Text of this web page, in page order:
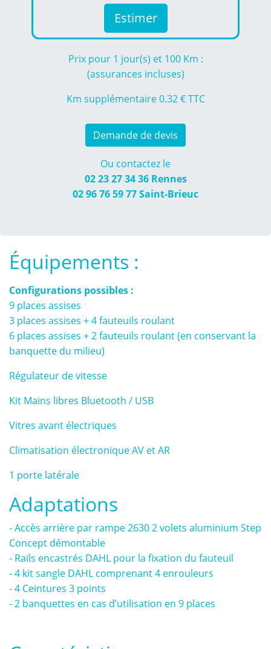
Estimer
Prix pour 1 jour(s) et 100Km :
(assurances incluses)
Km supplémentaire 0.32 € TTC
Demande de devis
Ou contactez le
02 23 27 34 36 Rennes
02 96 76 59 77Saint-Brieuc
Équipements :
Configurations possibles :
9 places assises
3 places assises + 4 fauteuils roulant
6 places assises + 2 fauteuils roulant (en conservant la
banquette du milieu)
Régulateur de vitesse
Kit Mains libres Bluetooth / USB
Vitres avant électriques
Climatisation électronique AV et AR
1 porte latérale
Adaptations
- Accès arrière par rampe 2630 2 volets aluminium Step
Concept démontable
- Rails encastrés DAHL pour la fixation du fauteuil
- 4 kit sangle DAHL comprenant 4 enrouleurs
- 4 Ceintures 3 points
- 2 banquettes en cas d’utilisation en 9 places